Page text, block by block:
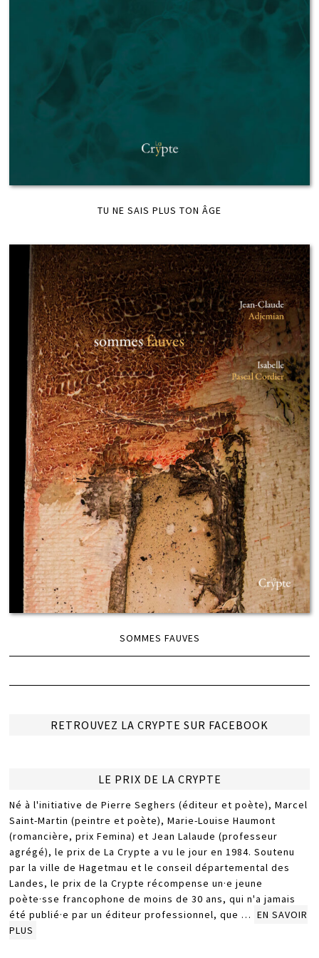
TU NE SAIS PLUS TON ÂGE
SOMMES FAUVES
RETROUVEZ LA CRYPTE SUR FACEBOOK
LE PRIX DE LA CRYPTE
Né à l'initiative de Pierre Seghers (éditeur et poète), Marcel
Saint-Martin (peintre et poète), Marie-Louise Haumont
(romancière, prix Femina) et Jean Lalaude (professeur
agrégé), le prix de La Crypte a vu le jour en 1984. Soutenu
par la ville de Hagetmau et le conseil départemental des
Landes, le prix de la Crypte récompense un·e jeune
poète·sse francophone de moins de 30 ans, qui n'a jamais
été publié·e par un éditeur professionnel, que … EN SAVOIR
PLUS